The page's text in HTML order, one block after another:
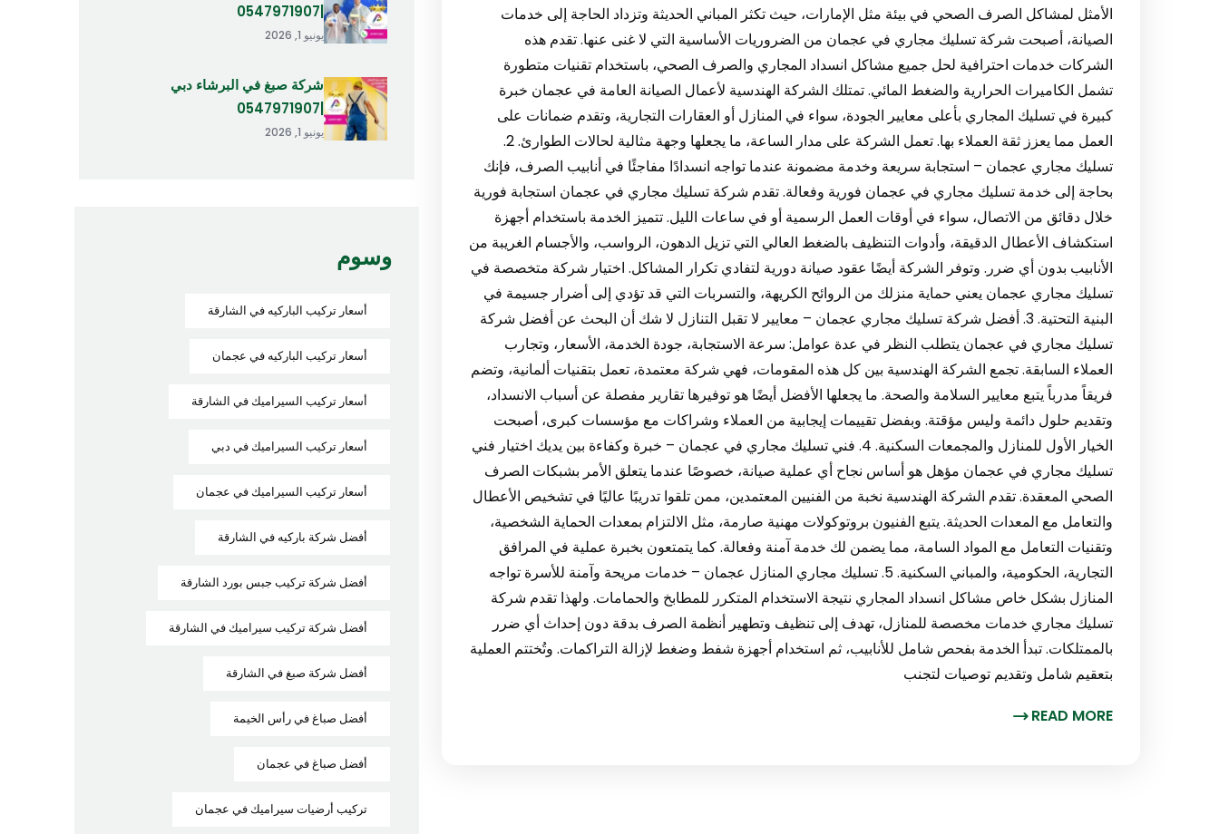
الأمثل لمشاكل الصرف الصحي في بيئة مثل الإمارات، حيث تكثر المباني الحديثة وتزداد الحاجة إلى خدمات
الصيانة، أصبحت شركة تسليك مجاري في عجمان من الضروريات الأساسية التي لا غنى عنها. تقدم هذه
الشركات خدمات احترافية لحل جميع مشاكل انسداد المجاري والصرف الصحي، باستخدام تقنيات متطورة
تشمل الكاميرات الحرارية والضغط المائي. تمتلك الشركة الهندسية لأعمال الصيانة العامة في عجمان خبرة
كبيرة في تسليك المجاري بأعلى معايير الجودة، سواء في المنازل أو العقارات التجارية، وتقدم ضمانات على
العمل مما يعزز ثقة العملاء بها. تعمل الشركة على مدار الساعة، ما يجعلها وجهة مثالية لحالات الطوارئ. 2.
تسليك مجاري عجمان – استجابة سريعة وخدمة مضمونة عندما تواجه انسدادًا مفاجئًا في أنابيب الصرف، فإنك
بحاجة إلى خدمة تسليك مجاري في عجمان فورية وفعالة. تقدم شركة تسليك مجاري في عجمان استجابة فورية
خلال دقائق من الاتصال، سواء في أوقات العمل الرسمية أو في ساعات الليل. تتميز الخدمة باستخدام أجهزة
استكشاف الأعطال الدقيقة، وأدوات التنظيف بالضغط العالي التي تزيل الدهون، الرواسب، والأجسام الغريبة من
الأنابيب بدون أي ضرر. وتوفر الشركة أيضًا عقود صيانة دورية لتفادي تكرار المشاكل. اختيار شركة متخصصة في
تسليك مجاري عجمان يعني حماية منزلك من الروائح الكريهة، والتسربات التي قد تؤدي إلى أضرار جسيمة في
البنية التحتية. 3. أفضل شركة تسليك مجاري عجمان – معايير لا تقبل التنازل لا شك أن البحث عن أفضل شركة
تسليك مجاري في عجمان يتطلب النظر في عدة عوامل: سرعة الاستجابة، جودة الخدمة، الأسعار، وتجارب
العملاء السابقة. تجمع الشركة الهندسية بين كل هذه المقومات، فهي شركة معتمدة، تعمل بتقنيات ألمانية، وتضم
فريقاً مدرباً يتبع معايير السلامة والصحة. ما يجعلها الأفضل أيضًا هو توفيرها تقارير مفصلة عن أسباب الانسداد،
وتقديم حلول دائمة وليس مؤقتة. وبفضل تقييمات إيجابية من العملاء وشراكات مع مؤسسات كبرى، أصبحت
الخيار الأول للمنازل والمجمعات السكنية. 4. فني تسليك مجاري في عجمان – خبرة وكفاءة بين يديك اختيار فني
تسليك مجاري في عجمان مؤهل هو أساس نجاح أي عملية صيانة، خصوصًا عندما يتعلق الأمر بشبكات الصرف
الصحي المعقدة. تقدم الشركة الهندسية نخبة من الفنيين المعتمدين، ممن تلقوا تدريبًا عاليًا في تشخيص الأعطال
والتعامل مع المعدات الحديثة. يتبع الفنيون بروتوكولات مهنية صارمة، مثل الالتزام بمعدات الحماية الشخصية،
وتقنيات التعامل مع المواد السامة، مما يضمن لك خدمة آمنة وفعالة. كما يتمتعون بخبرة عملية في المرافق
التجارية، الحكومية، والمباني السكنية. 5. تسليك مجاري المنازل عجمان – خدمات مريحة وآمنة للأسرة تواجه
المنازل بشكل خاص مشاكل انسداد المجاري نتيجة الاستخدام المتكرر للمطابخ والحمامات. ولهذا تقدم شركة
تسليك مجاري خدمات مخصصة للمنازل، تهدف إلى تنظيف وتطهير أنظمة الصرف بدقة دون إحداث أي ضرر
بالممتلكات. تبدأ الخدمة بفحص شامل للأنابيب، ثم استخدام أجهزة شفط وضغط لإزالة التراكمات. وتُختتم العملية
بتعقيم شامل وتقديم توصيات لتجنب
READ MORE
يونيو 1, 2026
شركة صبغ في البرشاء دبي
يونيو 1, 2026
وسوم
أسعار تركيب الباركيه في الشارقة
أسعار تركيب الباركيه في عجمان
أسعار تركيب السيراميك في الشارقة
أسعار تركيب السيراميك في دبي
أسعار تركيب السيراميك في عجمان
أفضل شركة باركيه في الشارقة
أفضل شركة تركيب جبس بورد الشارقة
أفضل شركة تركيب سيراميك في الشارقة
أفضل شركة صبغ في الشارقة
أفضل صباغ في رأس الخيمة
أفضل صباغ في عجمان
تركيب أرضيات سيراميك في عجمان